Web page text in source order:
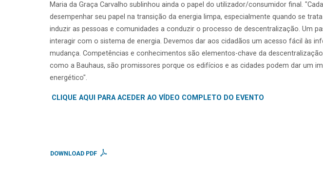
Maria da Graça Carvalho sublinhou ainda o papel do utilizador/consumidor final.
desempenhar seu papel na transição da energia limpa, especialmente quando se
induzir as pessoas e comunidades a conduzir o processo de descentralização. Um
interagir com o sistema de energia. Devemos dar aos cidadãos um acesso fácil às
mudança. Competências e conhecimentos são elementos-chave da
como a Bauhaus, são promissores porque os edifícios e as cidades podem dar um
energético".
CLIQUE AQUI PARA ACEDER AO VÍDEO COMPLETO DO EVENTO
DOWNLOAD PDF